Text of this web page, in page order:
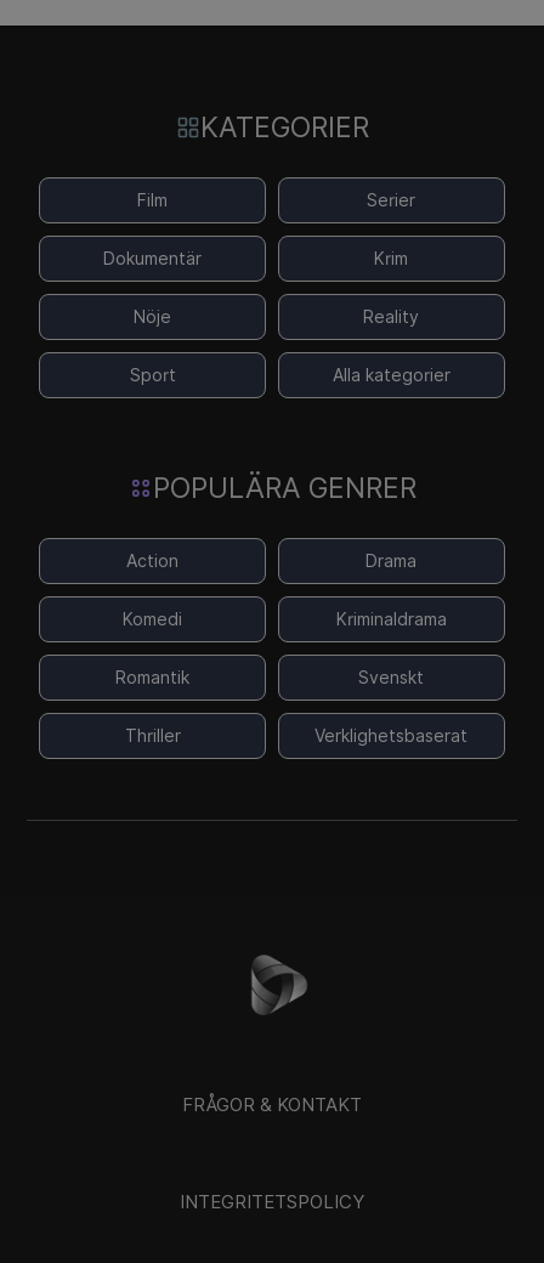
KATEGORIER
Film Serier
Dokumentär Krim
Nöje Reality
Sport Alla kategorier
POPULÄRA GENRER
Action Drama
Komedi Kriminaldrama
Romantik Svenskt
Thriller Verklighetsbaserat
FRÅGOR & KONTAKT
INTEGRITETSPOLICY